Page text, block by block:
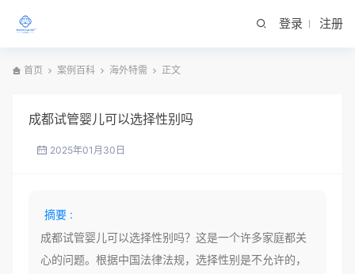
登录 注册
首页 案例百科 海外特需 正文
成都试管婴儿可以选择性别吗
2025年01月30日
摘要 :
成都试管婴儿可以选择性别吗？这是一个许多家庭都关
心的问题。根据中国法律法规，选择性别是不允许的，